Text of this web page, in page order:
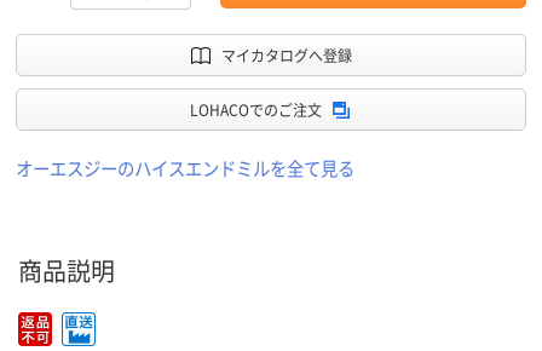
マイカタログへ登録
LOHACOでのご注文
オーエスジーのハイスエンドミルを全て見る
商品説明